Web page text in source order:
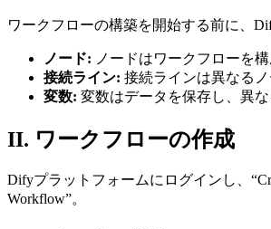
ワークフローの構築を開始する前に、
ノード: ノードはワークフローを
接続ライン: 接続ラインは異なる
変数: 変数はデータを保存し、異
II. ワークフローの作成
Difyプラットフォームにログインし、
Workflow”。